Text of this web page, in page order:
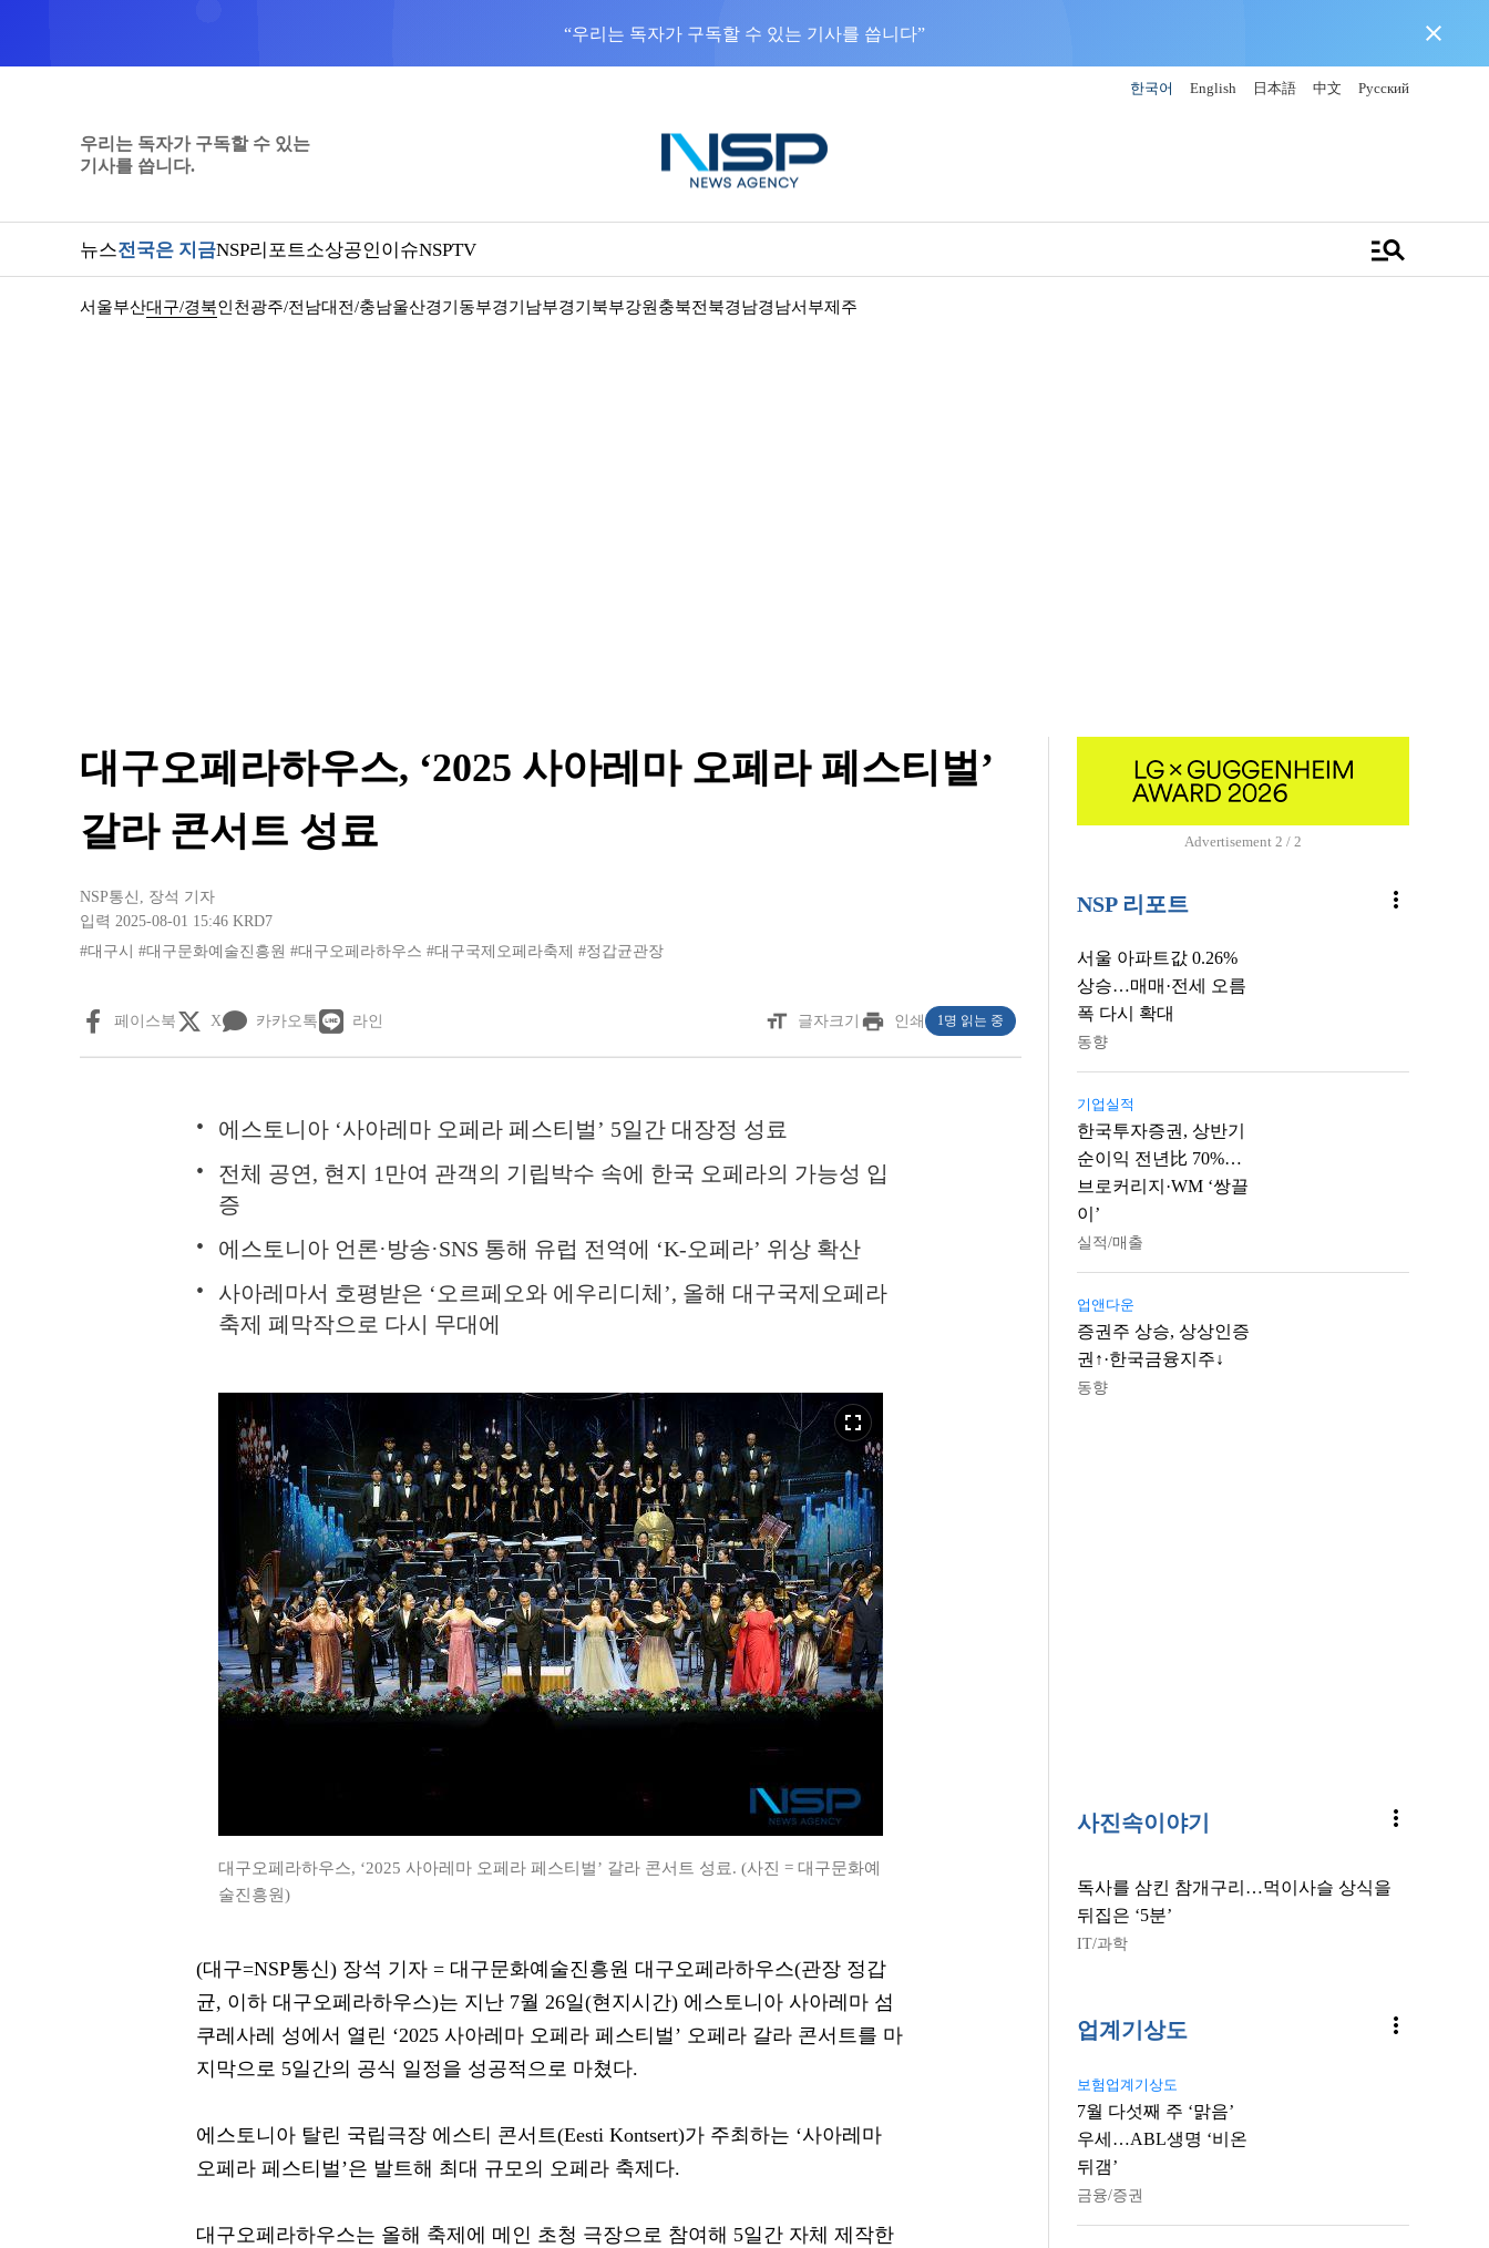
NSP통신을 구글 선호 매체로 추가 바로가기 close
한국어 English 日本語 中文 Русский
우리는 독자가 구독할 수 있는
기사를 씁니다.
뉴스전국은 지금NSP리포트소상공인이슈NSPTV manage_search
서울부산대구/경북인천 광주/전남대전/충남울산경기동부경기남부경기북부강원 충북전북경남경남서부제주
대구오페라하우스, ‘2025 사아레마 오페라 페스티벌’
갈라 콘서트 성료
NSP통신 , 장석 기자
입력 2025-08-01 15:46 KRD7
#대구시
#대구문화예술진흥원 #대구오페라하우스 #대구국제오페라축제 #정갑균관장
페이스북 X 카카오톡 라인 format_size 글자크기 print 인쇄 1명 읽는 중
에스토니아 ‘사아레마 오페라 페스티벌’ 5일간 대장정 성료
전체 공연, 현지 1만여 관객의 기립박수 속에 한국 오페라의 가능성 입
증
에스토니아 언론·방송·SNS 통해 유럽 전역에 ‘K-오페라’ 위상 확산
사아레마서 호평받은 ‘오르페오와 에우리디체’, 올해 대구국제오페라
축제 폐막작으로 다시 무대에
fullscreen
대구오페라하우스, ‘2025 사아레마 오페라 페스티벌’ 갈라 콘서트 성료. (사진 = 대구문화예
술진흥원)
(대구=NSP통신) 장석 기자 = 대구문화예술진흥원 대구오페라하우스(관장 정갑
균, 이하 대구오페라하우스)는 지난 7월 26일(현지시간) 에스토니아 사아레마 섬
쿠레사레 성에서 열린 ‘2025 사아레마 오페라 페스티벌’ 오페라 갈라 콘서트를 마
지막으로 5일간의 공식 일정을 성공적으로 마쳤다.
에스토니아 탈린 국립극장 에스티 콘서트(Eesti Kontsert)가 주최하는 ‘사아레마
오페라 페스티벌’은 발트해 최대 규모의 오페라 축제다.
대구오페라하우스는 올해 축제에 메인 초청 극장으로 참여해 5일간 자체 제작한
Advertisement 2 / 2
NSP 리포트 more_vert
서울 아파트값 0.26%
상승…매매·전세 오름
폭 다시 확대
동향
기업실적
한국투자증권, 상반기
순이익 전년比 70%…
브로커리지·WM ‘쌍끌
이’
실적/매출
업앤다운
증권주 상승, 상상인증
권↑·한국금융지주↓
동향
사진속이야기 more_vert
독사를 삼킨 참개구리…먹이사슬 상식을
뒤집은 ‘5분’
IT/과학
업계기상도 more_vert
보험업계기상도
7월 다섯째 주 ‘맑음’
우세…ABL생명 ‘비온
뒤갬’
금융/증권